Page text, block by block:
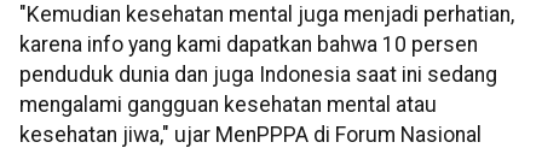
"Kemudian kesehatan mental juga menjadi perhatian,
karena info yang kami dapatkan bahwa 10 persen
penduduk dunia dan juga Indonesia saat ini sedang
mengalami gangguan kesehatan mental atau
kesehatan jiwa," ujar MenPPPA di Forum Nasional